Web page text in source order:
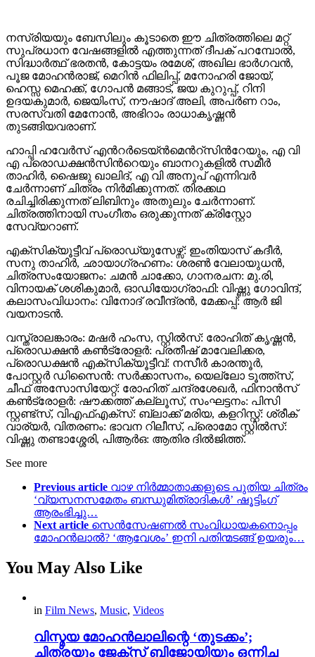
നസ്രിയയും ബേസിലും കൂടാതെ ഈ ചിത്രത്തിലെ മറ്റ്
സുപ്രധാന വേഷങ്ങളിൽ എത്തുന്നത് ദീപക് പറമ്പോല്‍,
സിദ്ധാർത്ഥ് ഭരതൻ, കോട്ടയം രമേശ്, അഖില ഭാർഗവൻ,
പൂജ മോഹൻരാജ്, മെറിൻ ഫിലിപ്പ്, മനോഹരി ജോയ്,
ഹെസ്സ മെഹക്ക്, ഗോപൻ മങ്ങാട്, ജയ കുറുപ്പ്, റിനി
ഉദയകുമാർ, ജെയിംസ്, നൗഷാദ് അലി, അപർണ റാം,
സരസ്വതി മേനോൻ, അഭിറാം രാധാകൃഷ്ണൻ
തുടങ്ങിയവരാണ്.
ഹാപ്പി ഹവേർസ് എന്‍റർടെയ്ൻമെന്‍റ്സിന്‍റേയും, എ വി
എ പ്രൊഡക്ഷൻസിന്‍റെയും ബാനറുകളില്‍ സമീർ
താഹിർ, ഷൈജു ഖാലിദ്, എ വി അനൂപ് എന്നിവർ
ചേര്‍ന്നാണ് ചിത്രം നിര്‍മിക്കുന്നത്. തിരക്കഥ
രചിച്ചിരിക്കുന്നത് ലിബിനും അതുലും ചേർന്നാണ്.
ചിത്രത്തിനായി സംഗീതം ഒരുക്കുന്നത് ക്രിസ്റ്റോ
സേവ്യറാണ്.
എക്സിക്യൂട്ടീവ് പ്രൊഡ്യുസേഴ്സ്: ഇംതിയാസ് കദീർ,
സനു താഹിർ, ഛായാഗ്രഹണം: ശരൺ വേലായുധൻ,
ചിത്രസംയോജനം: ചമൻ ചാക്കോ, ഗാനരചന: മു.രി,
വിനായക് ശശികുമാർ, ഓഡിയോഗ്രാഫി: വിഷ്ണു ഗോവിന്ദ്,
കലാസംവിധാനം: വിനോദ് രവീന്ദ്രൻ, മേക്കപ്പ്: ആർ ജി
വയനാടൻ.
വസ്ത്രാലങ്കാരം: മഷർ ഹംസ, സ്റ്റിൽസ്: രോഹിത് കൃഷ്ണൻ,
പ്രൊഡക്ഷൻ കൺട്രോളർ: പ്രതീഷ് മാവേലിക്കര,
പ്രൊഡക്ഷൻ എക്‌സിക്യൂട്ടീവ്: നസീർ കാരന്തൂർ,
പോസ്റ്റർ ഡിസൈൻ: സര്‍ക്കാസനം, യെല്ലോ ടൂത്ത്സ്,
ചീഫ് അസോസിയേറ്റ്: രോഹിത് ചന്ദ്രശേഖർ, ഫിനാൻസ്
കൺട്രോളർ: ഷൗക്കത്ത് കല്ലൂസ്, സംഘട്ടനം: പിസി
സ്റ്റണ്ട്സ്, വിഎഫ്എക്സ്: ബ്ലാക്ക് മരിയ, കളറിസ്റ്റ്: ശ്രീക്
വാര്യര്‍, വിതരണം: ഭാവന റിലീസ്, പ്രൊമോ സ്റ്റിൽസ്:
വിഷ്ണു തണ്ടാശ്ശേരി, പിആർഒ: ആതിര ദിൽജിത്ത്.
See more
Previous article വാഴ നിർമ്മാതാക്കളുടെ പുതിയ ചിത്രം
‘വ്യസനസമേതം ബന്ധുമിത്രാദികൾ’ ഷൂട്ടിംഗ്
ആരംഭിച്ചു…
Next article സെൻസേഷണൽ സംവിധായകനൊപ്പം
മോഹൻലാൽ? ‘ആവേശം’ ഇനി പതിന്മടങ്ങ് ഉയരും…
You May Also Like
in Film News, Music, Videos
വിസ്മയ മോഹൻലാലിന്റെ ‘തുടക്കം’;
ചിത്രയും ജേക്സ് ബിജോയിയും ഒന്നിച്ച